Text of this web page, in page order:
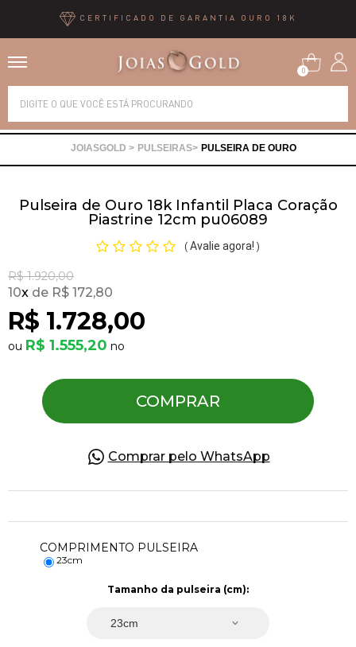
CERTIFICADO DE GARANTIA OURO 18K
0
PULSEIRAS PULSEIRA DE OURO
Pulseira de Ouro 18k Infantil Placa Coração
Piastrine 12cm pu06089
( Avalie agora! )
R$ 1.920,00
R$ 1.728,00
10x R$ 172,80
R$ 1.555,20
COMPRAR
Comprar pelo WhatsApp
COMPRIMENTO PULSEIRA
23cm
Alianças
Brincos
Pingentes
Presente